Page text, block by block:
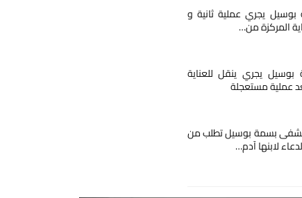
يجري عملية ثانية و
المركزة من…
يجري ينقل للعناية
عملية مستعجلة
بسمة بوسيل تطلب من
لابنها آدم…